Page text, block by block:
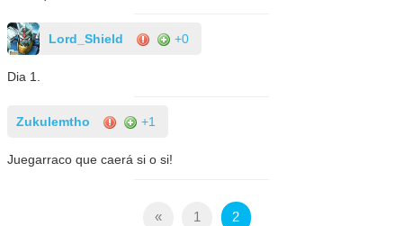
Lord_Shield +0
Dia 1.
Zukulemtho +1
Juegarraco que caerá si o si!
« 1 2